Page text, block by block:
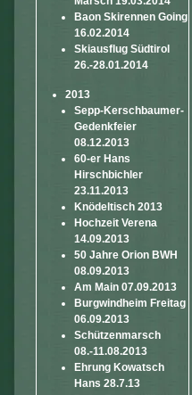
Baon Skirennen Going
16.02.2014
Skiausflug Südtirol
26.-28.01.2014
2013
Sepp-Kerschbaumer-
Gedenkfeier
08.12.2013
60-er Hans
Hirschbichler
23.11.2013
Knödeltisch 2013
Hochzeit Verena
14.09.2013
50 Jahre Orion BWH
08.09.2013
Am Main 07.09.2013
Burgwindheim Freitag
06.09.2013
Schützenmarsch
08.-11.08.2013
Ehrung Kowatsch
Hans 28.7.13